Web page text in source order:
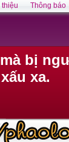
bị
xa.
Thông báo